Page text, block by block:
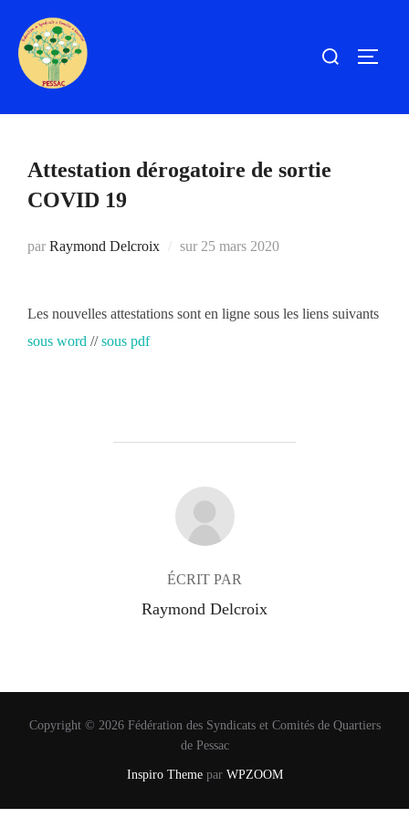
contenu
Rechercher :
Attestation dérogatoire de sortie
COVID 19
par Raymond Delcroix sur Publié
25 mars 2020
Les nouvelles attestations sont en ligne sous les liens suivants
sous word //sous pdf
AUTEUR DE LA PUBLICATION
ÉCRIT PAR
Raymond Delcroix
Copyright © 2026 Fédération des Syndicats et Comités de Quartiers
de Pessac
Inspiro Themepar WPZOOM